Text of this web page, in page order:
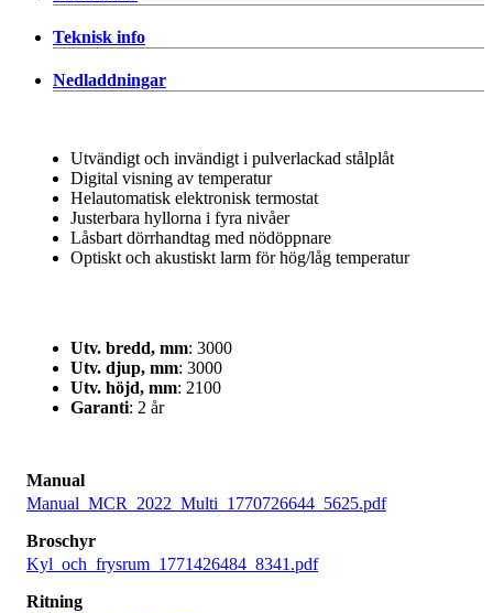
Teknisk info
Nedladdningar
Utvändigt och invändigt i pulverlackad stålplåt
Digital visning av temperatur
Helautomatisk elektronisk termostat
Justerbara hyllorna i fyra nivåer
Låsbart dörrhandtag med nödöppnare
Optiskt och akustiskt larm för hög/låg temperatur
Utv. bredd, mm: 3000
Utv. djup, mm: 3000
Utv. höjd, mm: 2100
Garanti: 2 år
Manual
Manual_MCR_2022_Multi_1770726644_5625.pdf
Broschyr
Kyl_och_frysrum_1771426484_8341.pdf
Ritning